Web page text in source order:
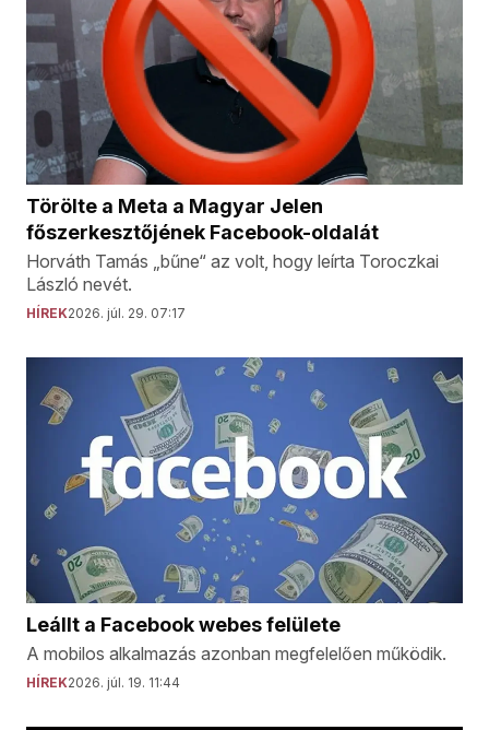
Törölte a Meta a Magyar Jelen
főszerkesztőjének Facebook-oldalát
Horváth Tamás „bűne“ az volt, hogy leírta Toroczkai
László nevét.
HÍREK2026. júl. 29. 07:17
Leállt a Facebook webes felülete
A mobilos alkalmazás azonban megfelelően működik.
HÍREK2026. júl. 19. 11:44